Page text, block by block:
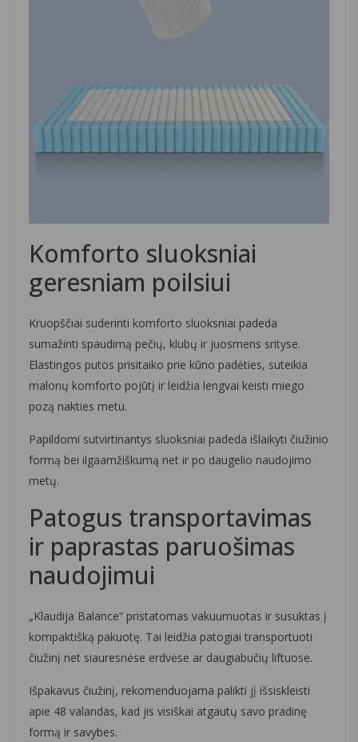
Komforto sluoksniai
geresniam poilsiui
Kruopščiai suderinti komforto sluoksniai padeda
sumažinti spaudimą pečių, klubų ir juosmens srityse.
Elastingos putos prisitaiko prie kūno padėties, suteikia
malonų komforto pojūtį ir leidžia lengvai keisti miego
pozą nakties metu.
Papildomi sutvirtinantys sluoksniai padeda išlaikyti čiužinio
formą bei ilgaamžiškumą net ir po daugelio naudojimo
metų.
Patogus transportavimas
ir paprastas paruošimas
naudojimui
„Klaudija Balance“ pristatomas vakuumuotas ir susuktas į
kompaktišką pakuotę. Tai leidžia patogiai transportuoti
čiužinį net siauresnėse erdvėse ar daugiabučių liftuose.
Išpakavus čiužinį, rekomenduojama palikti jį išsiskleisti
apie 48 valandas, kad jis visiškai atgautų savo pradinę
formą ir savybes.